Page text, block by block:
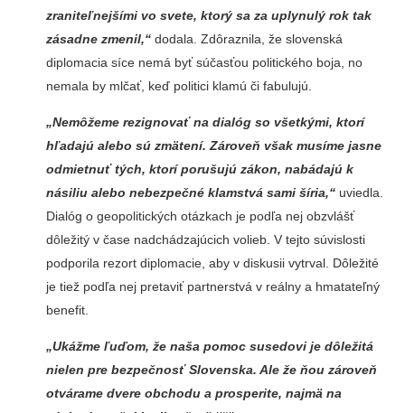
zraniteľnejšími vo svete, ktorý sa za uplynulý rok tak
zásadne zmenil,“ dodala. Zdôraznila, že slovenská
diplomacia síce nemá byť súčasťou politického boja, no
nemala by mlčať, keď politici klamú či fabulujú.
„Nemôžeme rezignovať na dialóg so všetkými, ktorí
hľadajú alebo sú zmätení. Zároveň však musíme jasne
odmietnuť tých, ktorí porušujú zákon, nabádajú k
násiliu alebo nebezpečné klamstvá sami šíria,“ uviedla.
Dialóg o geopolitických otázkach je podľa nej obzvlášť
dôležitý v čase nadchádzajúcich volieb. V tejto súvislosti
podporila rezort diplomacie, aby v diskusii vytrval. Dôležité
je tiež podľa nej pretaviť partnerstvá v reálny a hmatateľný
benefit.
„Ukážme ľuďom, že naša pomoc susedovi je dôležitá
nielen pre bezpečnosť Slovenska. Ale že ňou zároveň
otvárame dvere obchodu a prosperite, najmä na